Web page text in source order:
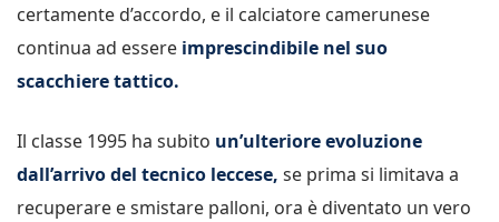
certamente d’accordo, e il calciatore camerunese
continua ad essere imprescindibile nel suo
scacchiere tattico.
Il classe 1995 ha subito un’ulteriore evoluzione
dall’arrivo del tecnico leccese, se prima si limitava a
recuperare e smistare palloni, ora è diventato un vero